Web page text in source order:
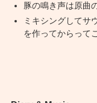
豚の鳴き声は原曲
ミキシングしてサ
を作ってからって